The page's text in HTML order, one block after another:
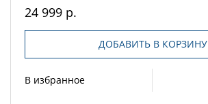
24 999 р.
ДОБАВИТЬ В КОРЗИНУ
В избранное